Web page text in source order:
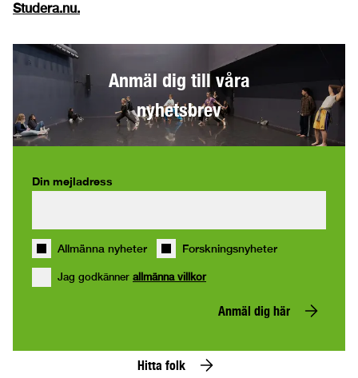
Studera.nu.
Anmäl dig till våra
nyhetsbrev
Din mejladress
Allmänna nyheter Forskningsnyheter
Jag godkänner allmänna villkor
Anmäl dig här
Hitta folk